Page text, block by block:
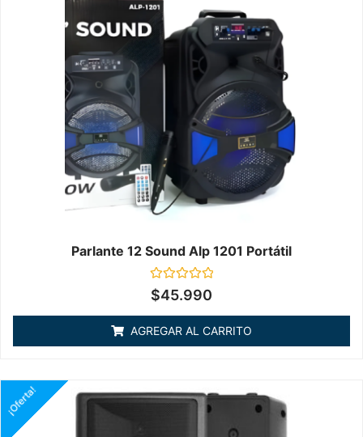
Parlante 12 Sound Alp 1201 Portátil
Valorado
en
de
5
$45.990
AGREGAR AL CARRITO
¡Oferta!